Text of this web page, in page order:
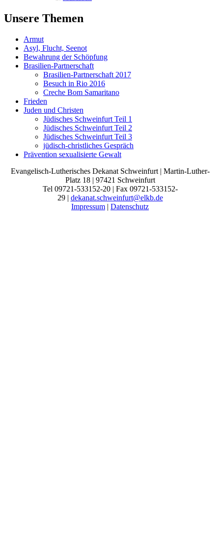
Unsere Themen
Armut
Asyl, Flucht, Seenot
Bewahrung der Schöpfung
Brasilien-Partnerschaft
Brasilien-Partnerschaft 2017
Besuch in Rio 2016
Creche Bom Samaritano
Frieden
Juden und Christen
Jüdisches Schweinfurt Teil 1
Jüdisches Schweinfurt Teil 2
Jüdisches Schweinfurt Teil 3
jüdisch-christliches Gespräch
Prävention sexualisierte Gewalt
Evangelisch-Lutherisches Dekanat Schweinfurt | Martin-Luther-
Platz 18 | 97421 Schweinfurt
Tel 09721-533152-20 | Fax 09721-533152-
29 | dekanat.schweinfurt@elkb.de
Impressum | Datenschutz